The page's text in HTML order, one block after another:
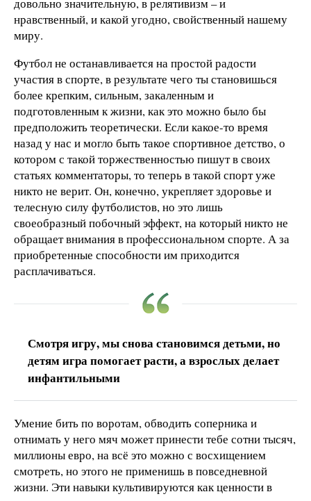
нравственный, и какой угодно, свойственный нашему
миру.
Футбол не останавливается на простой радости
участия в спорте, в результате чего ты становишься
более крепким, сильным, закаленным и
подготовленным к жизни, как это можно было бы
предположить теоретически. Если какое-то время
назад у нас и могло быть такое спортивное детство, о
котором с такой торжественностью пишут в своих
статьях комментаторы, то теперь в такой спорт уже
никто не верит. Он, конечно, укрепляет здоровье и
телесную силу футболистов, но это лишь
своеобразный побочный эффект, на который никто не
обращает внимания в профессиональном спорте. А за
приобретенные способности им приходится
расплачиваться.
Смотря игру, мы снова становимся детьми, но
детям игра помогает расти, а взрослых делает
инфантильными
Умение бить по воротам, обводить соперника и
отнимать у него мяч может принести тебе сотни тысяч,
миллионы евро, на всё это можно с восхищением
смотреть, но этого не применишь в повседневной
жизни. Эти навыки культивируются как ценности в